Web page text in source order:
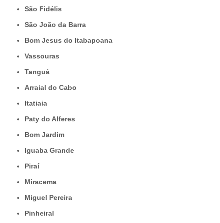
São Fidélis
São João da Barra
Bom Jesus do Itabapoana
Vassouras
Tanguá
Arraial do Cabo
Itatiaia
Paty do Alferes
Bom Jardim
Iguaba Grande
Piraí
Miracema
Miguel Pereira
Pinheiral